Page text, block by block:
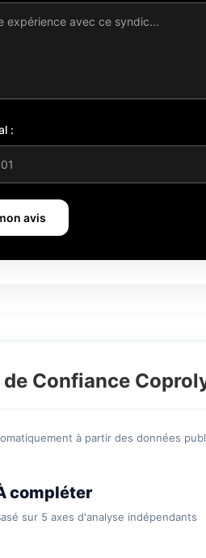
:
avis
de Confiance
à partir des données
compléter
sur 5 axes d'analyse indépendants